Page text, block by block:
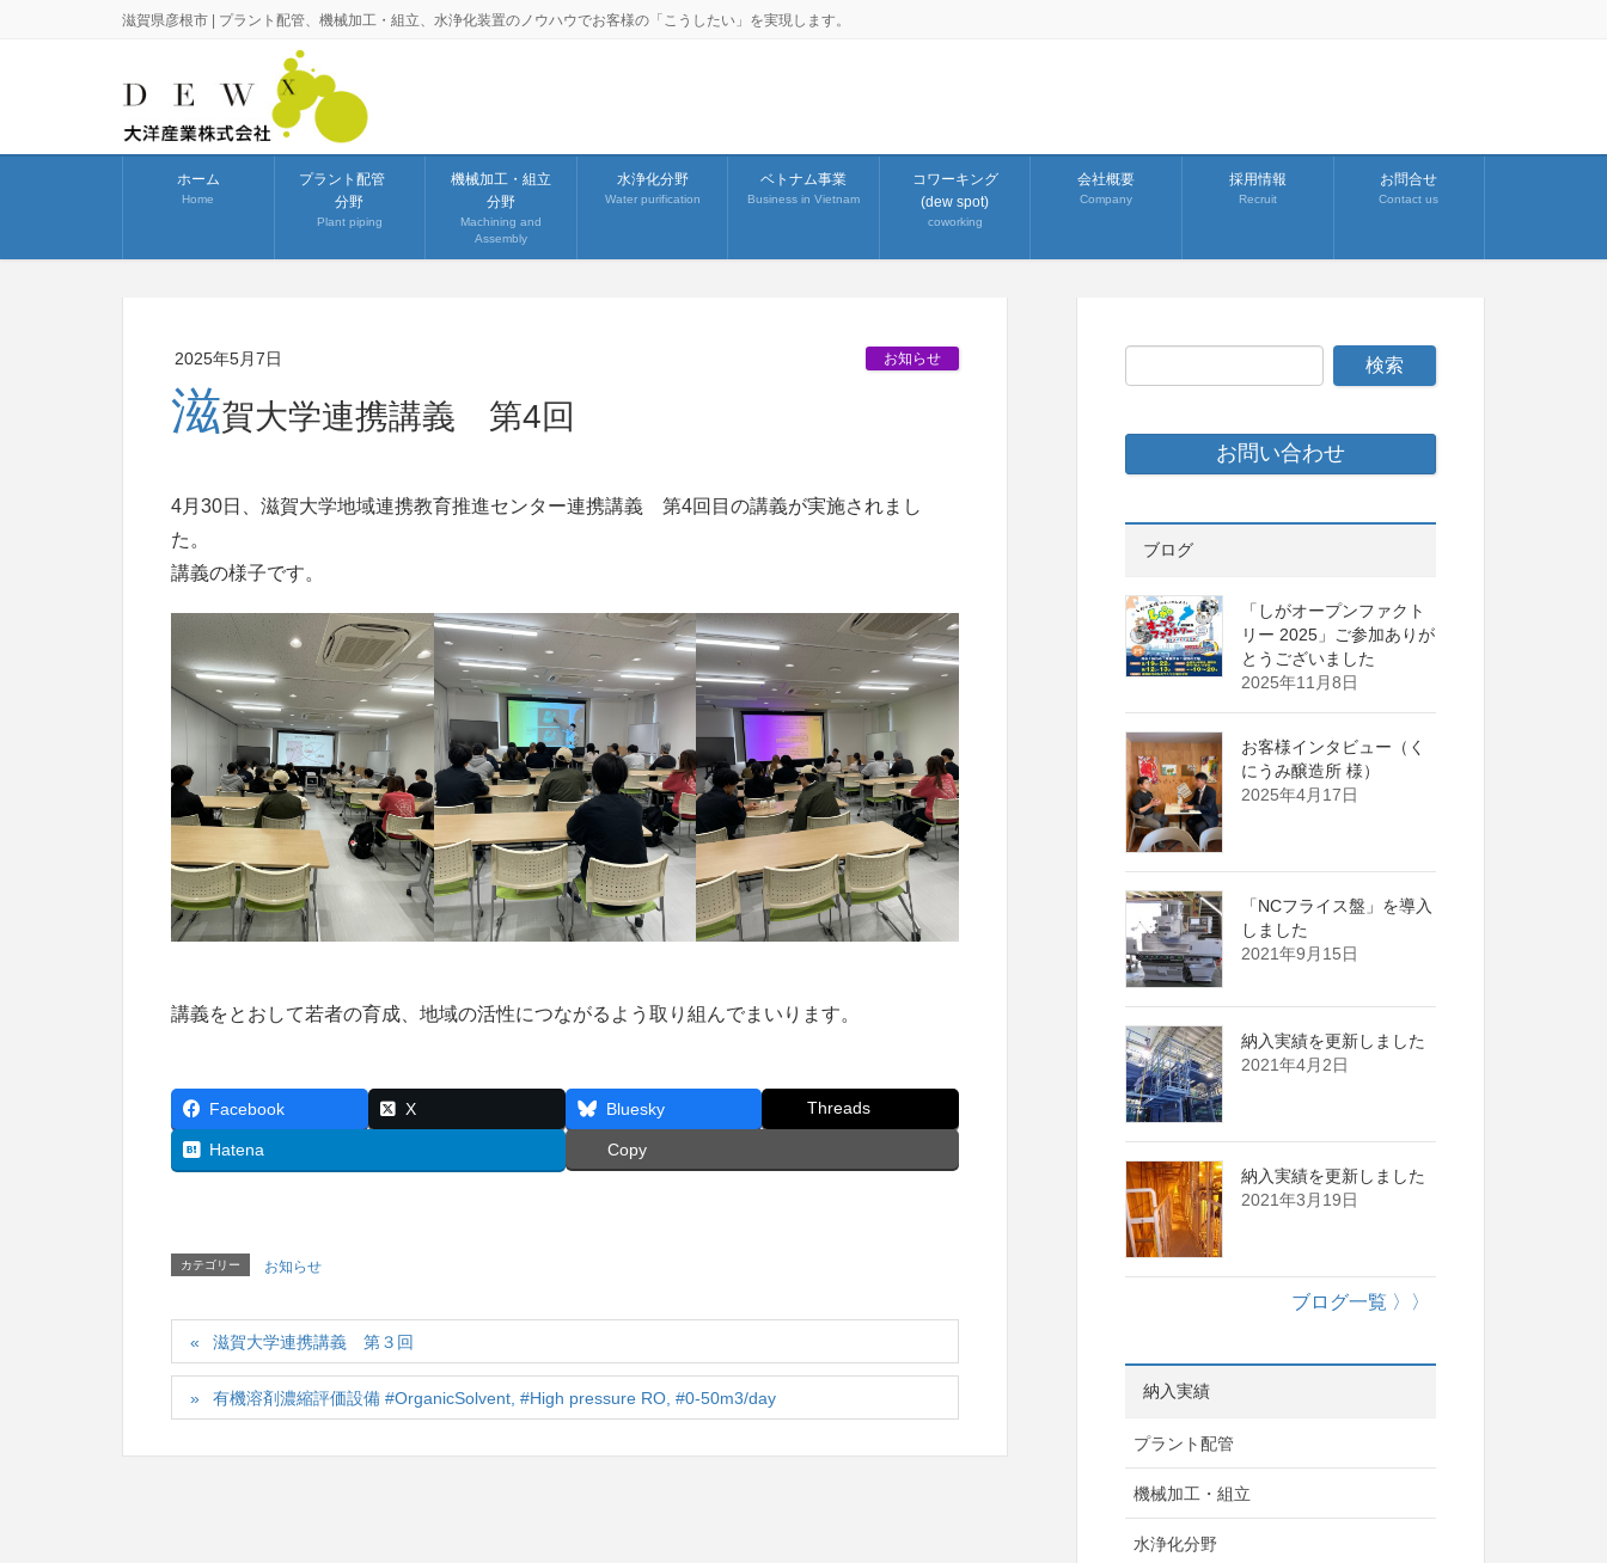
滋賀県彦根市 | プラント配管、機械加工・組立、水浄化装置のノウハウでお客様の「こうしたい」を実現します。
ホーム
Home
プラント配管
分野
Plant piping
機械加工・組立
分野
Machining and
Assembly
水浄化分野
Water purification
ベトナム事業
Business in Vietnam
コワーキング
(dew spot)
coworking
会社概要
Company
採用情報
Recruit
お問合せ
Contact us
2025年5月7日 お知らせ
滋賀大学連携講義 第4回
4月30日、滋賀大学地域連携教育推進センター連携講義 第4回目の講義が実施されまし
た。
講義の様子です。
講義をとおして若者の育成、地域の活性につながるよう取り組んでまいります。
Facebook X Bluesky Threads
Hatena Copy
カテゴリー お知らせ
滋賀大学連携講義 第３回
有機溶剤濃縮評価設備 #OrganicSolvent, #High pressure RO, #0-50m3/day
お問い合わせ
ブログ
「しがオープンファクト
リー 2025」ご参加ありが
とうございました
2025年11月8日
お客様インタビュー（く
にうみ醸造所 様）
2025年4月17日
「NCフライス盤」を導入
しました
2021年9月15日
納入実績を更新しました
2021年4月2日
納入実績を更新しました
2021年3月19日
ブログ一覧 〉〉
納入実績
プラント配管
機械加工・組立
水浄化分野